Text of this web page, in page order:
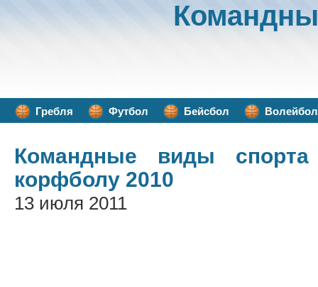
Гребля Футбол Бейсбол Волейбол
Командные виды спорта
корфболу 2010
13 июля 2011